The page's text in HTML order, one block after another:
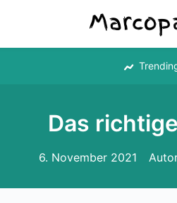
Das
6. November 2021